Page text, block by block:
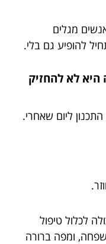
מגלים
להופיע גם בלי.
היא לא להחזיק
ליום שאחרי.
לכלול טיפול
ומפה ברורה